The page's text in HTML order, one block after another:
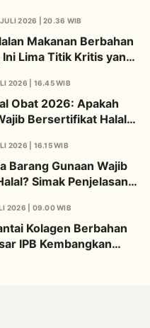
2026 | 20.36 WIB
Makanan Berbahan
Ini Lima Titik Kritis yang
2026 | 16.45 WIB
Obat 2026: Apakah
Bersertifikat Halal?
2026 | 16.15 WIB
Barang Gunaan Wajib
Simak Penjelasan
2026 | 09.00 WIB
Kolagen Berbahan
IPB Kembangkan